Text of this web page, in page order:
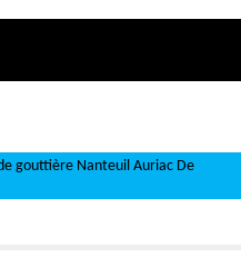
gouttière Nanteuil Auriac De